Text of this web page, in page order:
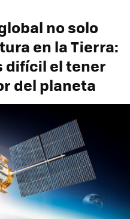
no solo
en la Tierra:
difícil el tener
del planeta